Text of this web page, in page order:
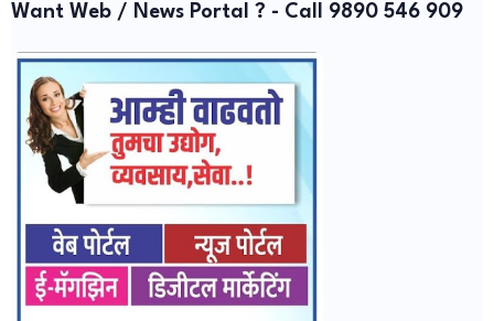
Want Web / News Portal ? - Call 9890 546 909